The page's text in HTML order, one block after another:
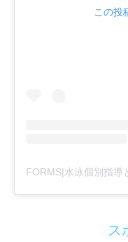
この投
ス